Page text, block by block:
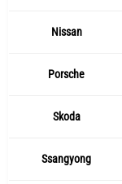
Nissan
Porsche
Skoda
Ssangyong